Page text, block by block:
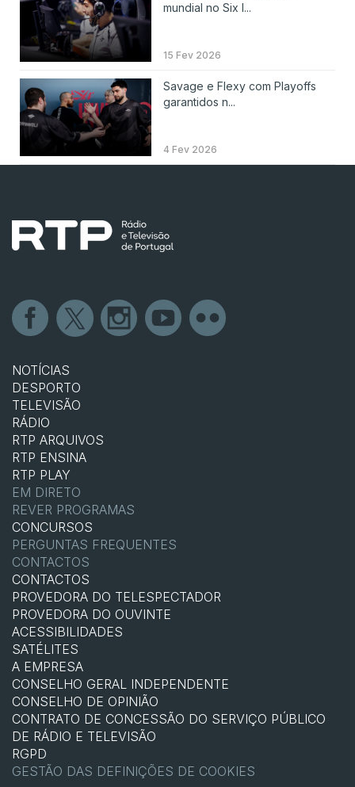
mundial no Six I...
15 Fev 2026
Savage e Flexy com Playoffs
garantidos n...
4 Fev 2026
NOTÍCIAS
DESPORTO
TELEVISÃO
RÁDIO
RTP ARQUIVOS
RTP ENSINA
RTP PLAY
EM DIRETO
REVER PROGRAMAS
CONCURSOS
PERGUNTAS FREQUENTES
CONTACTOS
CONTACTOS
PROVEDORA DO TELESPECTADOR
PROVEDORA DO OUVINTE
ACESSIBILIDADES
SATÉLITES
A EMPRESA
CONSELHO GERAL INDEPENDENTE
CONSELHO DE OPINIÃO
CONTRATO DE CONCESSÃO DO SERVIÇO PÚBLICO
DE RÁDIO E TELEVISÃO
RGPD
GESTÃO DAS DEFINIÇÕES DE COOKIES